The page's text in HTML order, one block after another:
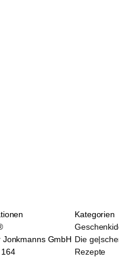
GmbH
Kategorien
Die
Rezepte